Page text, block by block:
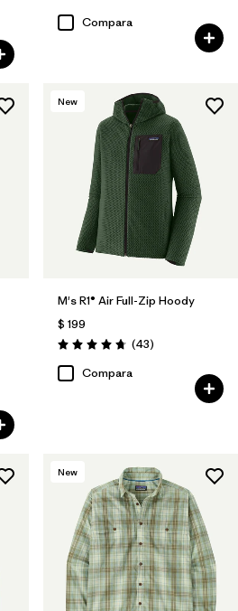
Compara
New
M's R1® Air Full-Zip Hoody
$ 199
Valoración: 4.7 / 5
(43Comentarios
)
Compara
New